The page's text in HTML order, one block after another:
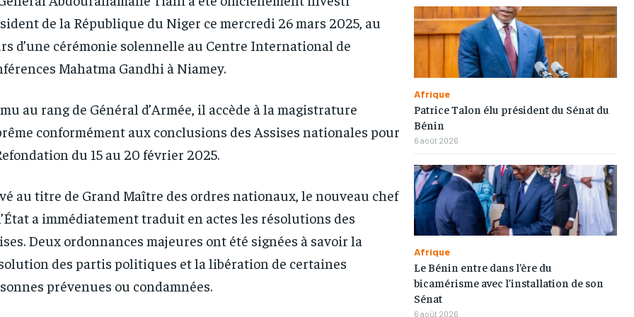
and you
RECOMMENDED
/ year
Pay now and you get access to exclusive
news and articles for a whole year.
By agreeing to this tier, you are billed
every month after the first one until you
opt out of the monthly subscription.
and you
RECOMMENDED
/ year
Pay now and you get access to exclusive
news and articles for a whole year.
By agreeing to this tier, you are billed
every month after the first one until you
opt out of the monthly subscription.
de la République du Niger ce mercredi 26 mars 2025, au
d’une cérémonie solennelle au Centre International de
Mahatma Gandhi à Niamey.
au rang de Général d’Armée, il accède à la magistrature
conformément aux conclusions des Assises nationales pour
du 15 au 20 février 2025.
au titre de Grand Maître des ordres nationaux, le nouveau chef
a immédiatement traduit en actes les résolutions des
Deux ordonnances majeures ont été signées à savoir la
des partis politiques et la libération de certaines
prévenues ou condamnées.
Afrique
Patrice Talon élu président du Sénat du
Bénin
6 août 2026
Afrique
Le Bénin entre dans l’ère du
bicamérisme avec l’installation de son
Sénat
6 août 2026